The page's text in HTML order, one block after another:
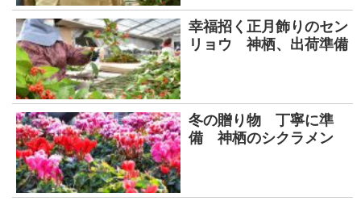
幸福招く正月飾りのセン
リョウ 神栖、出荷準備
冬の贈り物 丁寧に準
備 神栖のシクラメン